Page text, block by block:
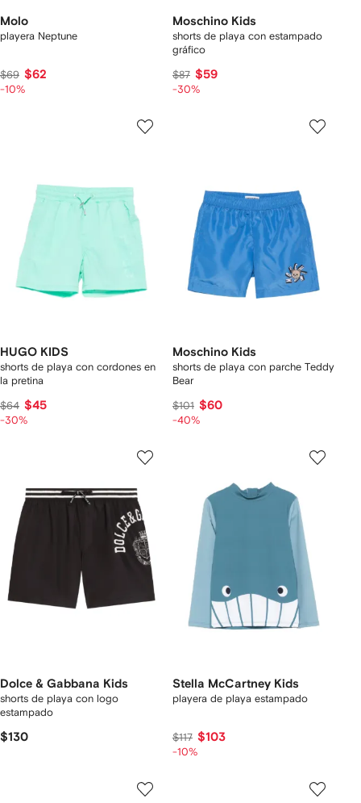
Molo
playera Neptune
$69 $62
-10%
Moschino Kids
shorts de playa con estampado
gráfico
$87 $59
-30%
HUGO KIDS
shorts de playa con cordones en
la pretina
$64 $45
-30%
Moschino Kids
shorts de playa con parche Teddy
Bear
$101 $60
-40%
Dolce & Gabbana Kids
shorts de playa con logo
estampado
$130
Stella McCartney Kids
playera de playa estampado
$117 $103
-10%